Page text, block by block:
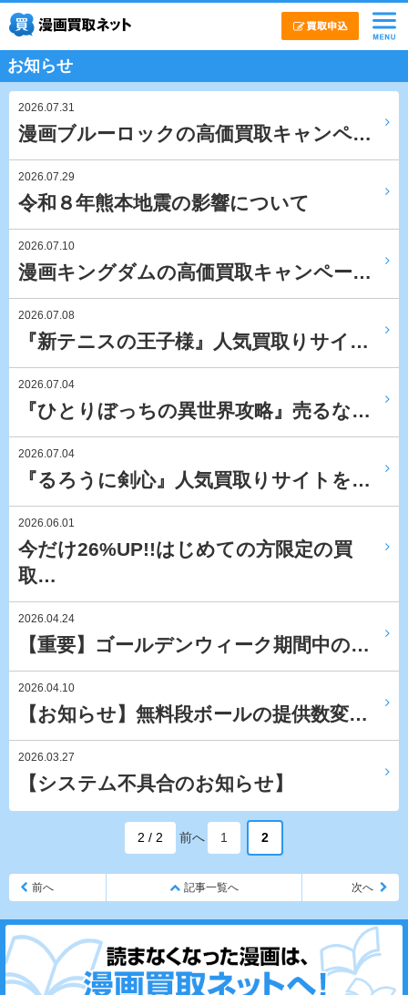
お知らせ
2026.07.31
漫画ブルーロックの高価買取キャンペ…
2026.07.29
令和８年熊本地震の影響について
2026.07.10
漫画キングダムの高価買取キャンペー…
2026.07.08
『新テニスの王子様』人気買取りサイ…
2026.07.04
『ひとりぼっちの異世界攻略』売るな…
2026.07.04
『るろうに剣心』人気買取りサイトを…
2026.06.01
今だけ26%UP!!はじめての方限定の買
取…
2026.04.24
【重要】ゴールデンウィーク期間中の…
2026.04.10
【お知らせ】無料段ボールの提供数変…
2026.03.27
【システム不具合のお知らせ】
2 / 2 前へ 1 2
前へ 記事一覧へ 次へ